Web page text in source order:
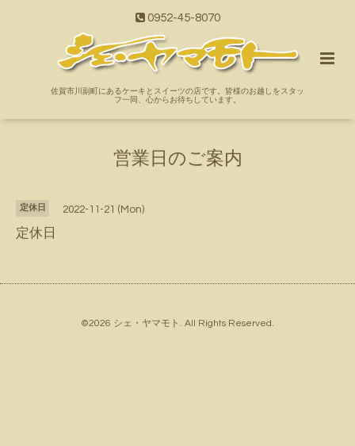
0952-45-8070
佐賀市川副町にあるケーキとスイーツの店です。皆様のお越しをスタッ
フ一同、心からお待ちしています。
営業日のご案内
定休日 2022-11-21 (Mon)
定休日
©2026 シェ・ヤマモト . All Rights Reserved.